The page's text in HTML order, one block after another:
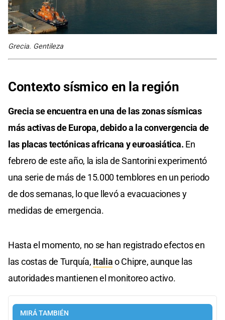
Grecia. Gentileza
Contexto sísmico en la región
Grecia se encuentra en una de las zonas sísmicas
más activas de Europa, debido a la convergencia de
las placas tectónicas africana y euroasiática. En
febrero de este año, la isla de Santorini experimentó
una serie de más de 15.000 temblores en un periodo
de dos semanas, lo que llevó a evacuaciones y
medidas de emergencia.
Hasta el momento, no se han registrado efectos en
las costas de Turquía, Italiao Chipre, aunque las
autoridades mantienen el monitoreo activo.
MIRÁ TAMBIÉN